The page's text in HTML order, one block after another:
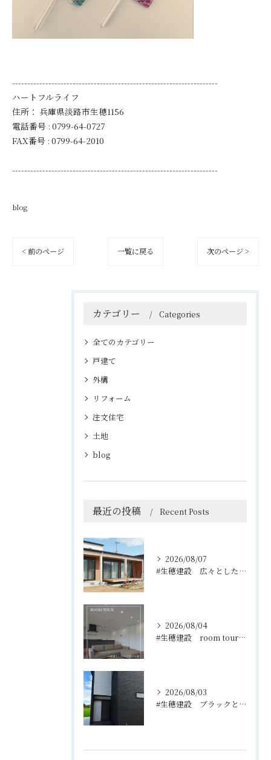
--------------------------------------------------------------------
ハートフルライフ
住所： 兵庫県淡路市生穂1156
電話番号 : 0799-64-0727
FAX番号 : 0799-64-2010
--------------------------------------------------------------------
blog
< 前のページ 一覧に戻る 次のページ >
カテゴリー Categories
全てのカテゴリー
戸建て
外構
リフォーム
注文住宅
土地
blog
最近の投稿 Recent Posts
2026/08/07
#生穂建設 広々としたウッドデッキは、室内と庭を繋ぐ心地よい...
2026/08/04
#生穂建設 room tour🏠
2026/08/03
#生穂建設 ブラックとグレーのコントラストがスタイリッシュな...